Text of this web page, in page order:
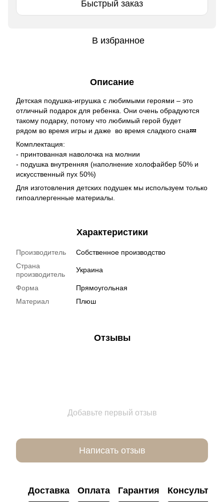
Быстрый заказ
В избранное
Описание
Детская подушка-игрушка с любимыми героями – это
отличный подарок для ребенка. Они очень обрадуются
такому подарку, потому что любимый герой будет
рядом во время игры и даже во время сладкого сна💤
Комплектация:
- принтованная наволочка на молнии
- подушка внутренняя (наполнение холофайбер 50% и
искусственный пух 50%)
Для изготовления детских подушек мы используем только
гипоаллергенные материалы.
Характеристики
Производитель
Собственное производство
Страна
производитель
Украина
Форма
Прямоугольная
Материал
Плюш
Отзывы
Добавьте первый отзыв
Написать отзыв
Доставка Оплата Гарантия